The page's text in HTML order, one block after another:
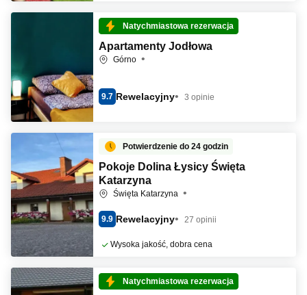
Natychmiastowa rezerwacja
Apartamenty Jodłowa
Górno
9.7 Rewelacyjny 3 opinie
Potwierdzenie do 24 godzin
Pokoje Dolina Łysicy Święta
Katarzyna
Święta Katarzyna
9.9 Rewelacyjny 27 opinii
Wysoka jakość, dobra cena
Natychmiastowa rezerwacja